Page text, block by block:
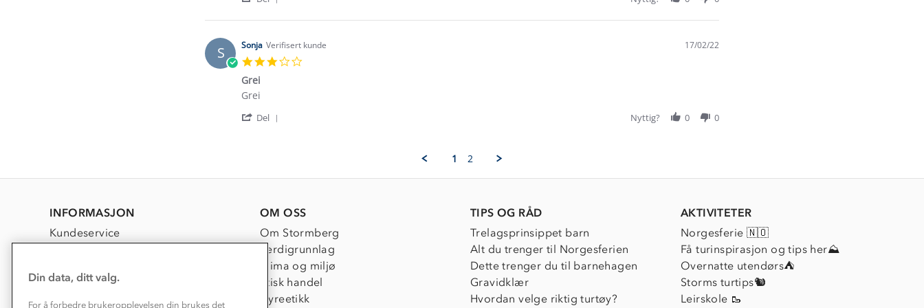
on
Mar
2023
Review
Victoria
J.
on
S Sonja Verifisert kunde 17/02/22
Grei
Review
Sonja
review
Grei
Grei
Del
2022
Nyttig? 0 0
1 2
INFORMASJON
Kundeservice
Kundeklubb
Våre butikker
OM OSS
Om Stormberg
Verdigrunnlag
Klima og miljø
Etisk handel
Dyreetikk
TIPS OG RÅD
Trelagsprinsippet barn
Alt du trenger til Norgesferien
Dette trenger du til barnehagen
Gravidklær
Hvordan velge riktig turtøy?
AKTIVITETER
Norgesferie 🇳🇴
Få turinspirasjon og tips her⛰
Overnatte utendørs⛺
Storms turtips🐿️
Leirskole 🥾
Din data, ditt valg.
For å forbedre brukeropplevelsen din brukes det